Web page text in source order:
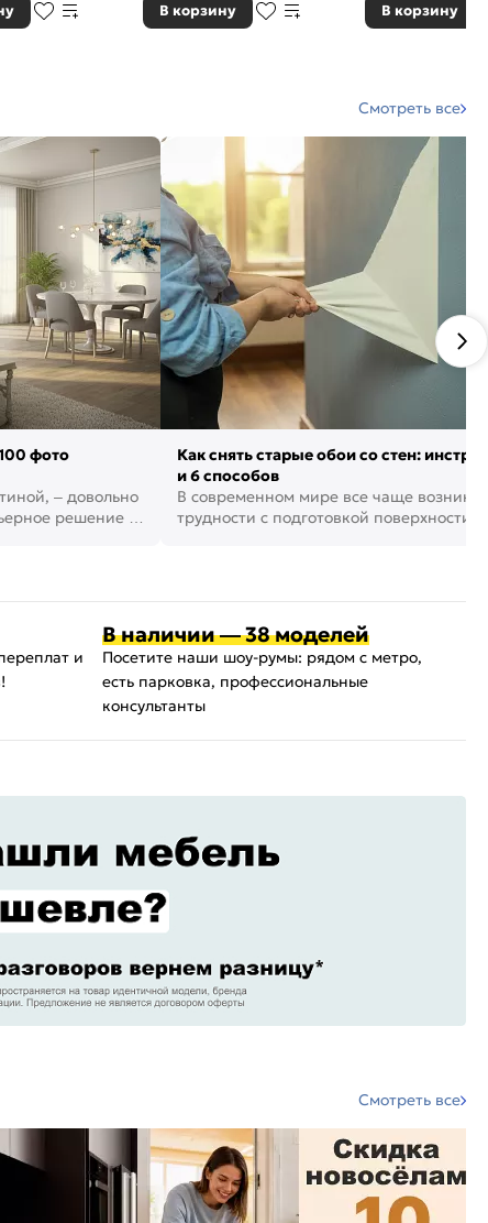
В корзину В корзину
Смотреть все
фото
– довольно
решение в
Как снять старые обои со стен:
и 6 способов
В современном мире все чаще
трудности с подготовкой поверхности
и
В наличии — 38 моделей
Посетите наши шоу-румы: рядом с метро,
есть парковка, профессиональные
консультанты
Смотреть все